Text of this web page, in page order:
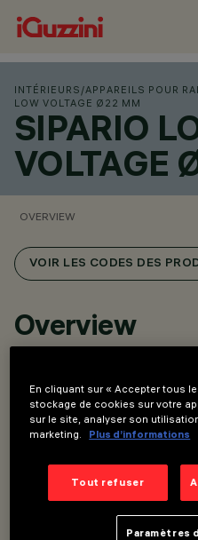
INTÉRIEURS /APPAREILS POUR
LOW VOLTAGE Ø22 MM
SIPARIO
VOLTAGE
OVERVIEW
VOIR LES CODES DES
Overview
Projecteurs miniaturisés
intégré dissimulé dans
enclenchement.
Réalisé en fonderie
thermoplastique.
En cliquant sur « Accepter tous
stockage de cookies sur votre
sur le site, analyser son
marketing.
Plus d’informations
Tout refuser
Paramètres